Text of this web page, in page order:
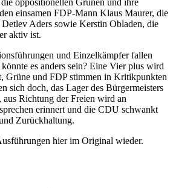
einsamen FDP-Mann Klaus Maurer, die
Aders sowie Kerstin Obladen, die
aktiv ist.
und Einzelkämpfer fallen
es anders sein? Eine Vier plus wird
Grüne und FDP stimmen in Kritikpunkten
sich doch, das Lager des Bürgermeisters
Richtung der Freien wird an
erinnert und die CDU schwankt
Zurückhaltung.
hier im Original wieder.